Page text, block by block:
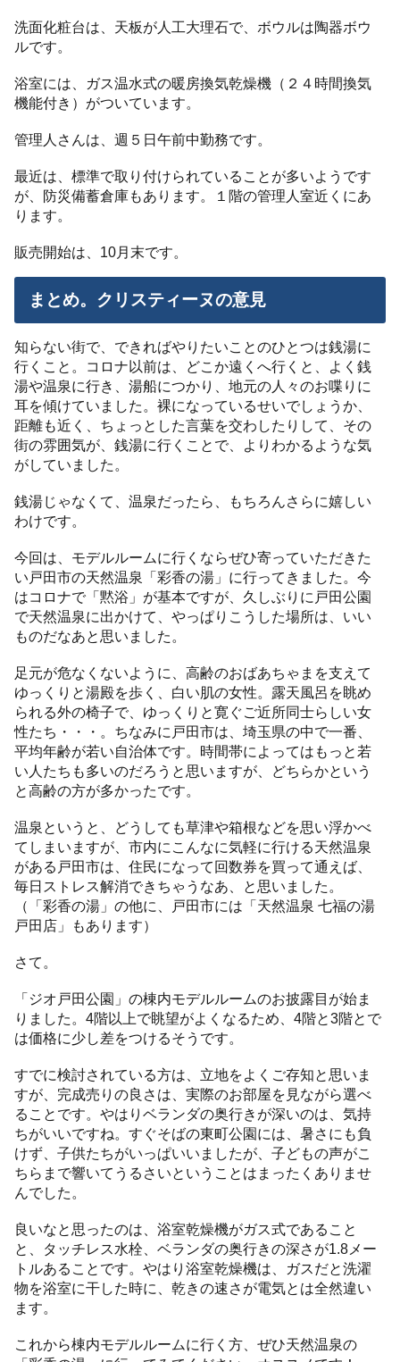
洗面化粧台は、天板が人工大理石で、ボウルは陶器ボウ
ルです。
浴室には、ガス温水式の暖房換気乾燥機（２４時間換気
機能付き）がついています。
管理人さんは、週５日午前中勤務です。
最近は、標準で取り付けられていることが多いようです
が、防災備蓄倉庫もあります。１階の管理人室近くにあ
ります。
販売開始は、10月末です。
まとめ。クリスティーヌの意見
知らない街で、できればやりたいことのひとつは銭湯に
行くこと。コロナ以前は、どこか遠くへ行くと、よく銭
湯や温泉に行き、湯船につかり、地元の人々のお喋りに
耳を傾けていました。裸になっているせいでしょうか、
距離も近く、ちょっとした言葉を交わしたりして、その
街の雰囲気が、銭湯に行くことで、よりわかるような気
がしていました。
銭湯じゃなくて、温泉だったら、もちろんさらに嬉しい
わけです。
今回は、モデルルームに行くならぜひ寄っていただきた
い戸田市の天然温泉「彩香の湯」に行ってきました。今
はコロナで「黙浴」が基本ですが、久しぶりに戸田公園
で天然温泉に出かけて、やっぱりこうした場所は、いい
ものだなあと思いました。
足元が危なくないように、高齢のおばあちゃまを支えて
ゆっくりと湯殿を歩く、白い肌の女性。露天風呂を眺め
られる外の椅子で、ゆっくりと寛ぐご近所同士らしい女
性たち・・・。ちなみに戸田市は、埼玉県の中で一番、
平均年齢が若い自治体です。時間帯によってはもっと若
い人たちも多いのだろうと思いますが、どちらかという
と高齢の方が多かったです。
温泉というと、どうしても草津や箱根などを思い浮かべ
てしまいますが、市内にこんなに気軽に行ける天然温泉
がある戸田市は、住民になって回数券を買って通えば、
毎日ストレス解消できちゃうなあ、と思いました。
（「彩香の湯」の他に、戸田市には「天然温泉 七福の湯
戸田店」もあります）
さて。
「ジオ戸田公園」の棟内モデルルームのお披露目が始ま
りました。4階以上で眺望がよくなるため、4階と3階とで
は価格に少し差をつけるそうです。
すでに検討されている方は、立地をよくご存知と思いま
すが、完成売りの良さは、実際のお部屋を見ながら選べ
ることです。やはりベランダの奥行きが深いのは、気持
ちがいいですね。すぐそばの東町公園には、暑さにも負
けず、子供たちがいっぱいいましたが、子どもの声がこ
ちらまで響いてうるさいということはまったくありませ
んでした。
良いなと思ったのは、浴室乾燥機がガス式であること
と、タッチレス水栓、ベランダの奥行きの深さが1.8メー
トルあることです。やはり浴室乾燥機は、ガスだと洗濯
物を浴室に干した時に、乾きの速さが電気とは全然違い
ます。
これから棟内モデルルームに行く方、ぜひ天然温泉の